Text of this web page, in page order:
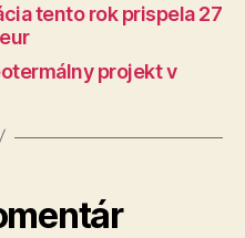
tento rok prispela 27
projekt v